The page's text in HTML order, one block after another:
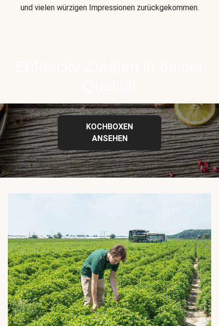
und vielen würzigen Impressionen zurückgekommen.
KOCHBOXEN
ANSEHEN